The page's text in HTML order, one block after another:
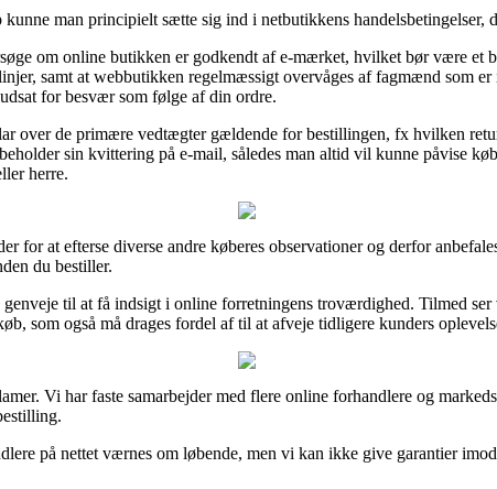
man principielt sætte sig ind i netbutikkens
om online butikken er godkendt af e-mærket, hvilket bør være et
samt at webbutikken regelmæssigt overvåges af fagmænd som
for besvær som følge af din ordre.
over de primære vedtægter gældende for bestillingen, fx hvilken
sin kvittering på e-mail, således man altid vil kunne påvise
herre.
for at efterse diverse andre køberes observationer og derfor
du bestiller.
til at få indsigt i online forretningens troværdighed. Tilmed
som også må drages fordel af til at afveje tidligere kunders
Vi har faste samarbejder med flere online forhandlere og
på nettet værnes om løbende, men vi kan ikke give garantier